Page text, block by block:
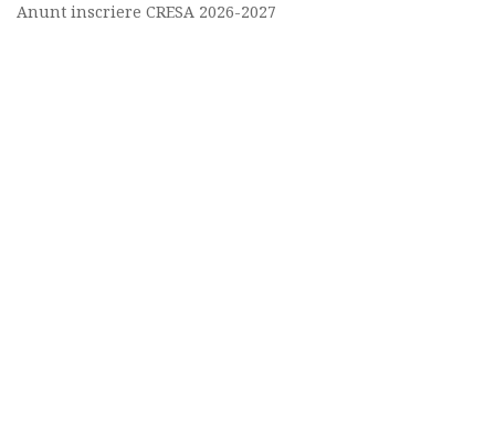
Anunt inscriere CRESA 2026-2027